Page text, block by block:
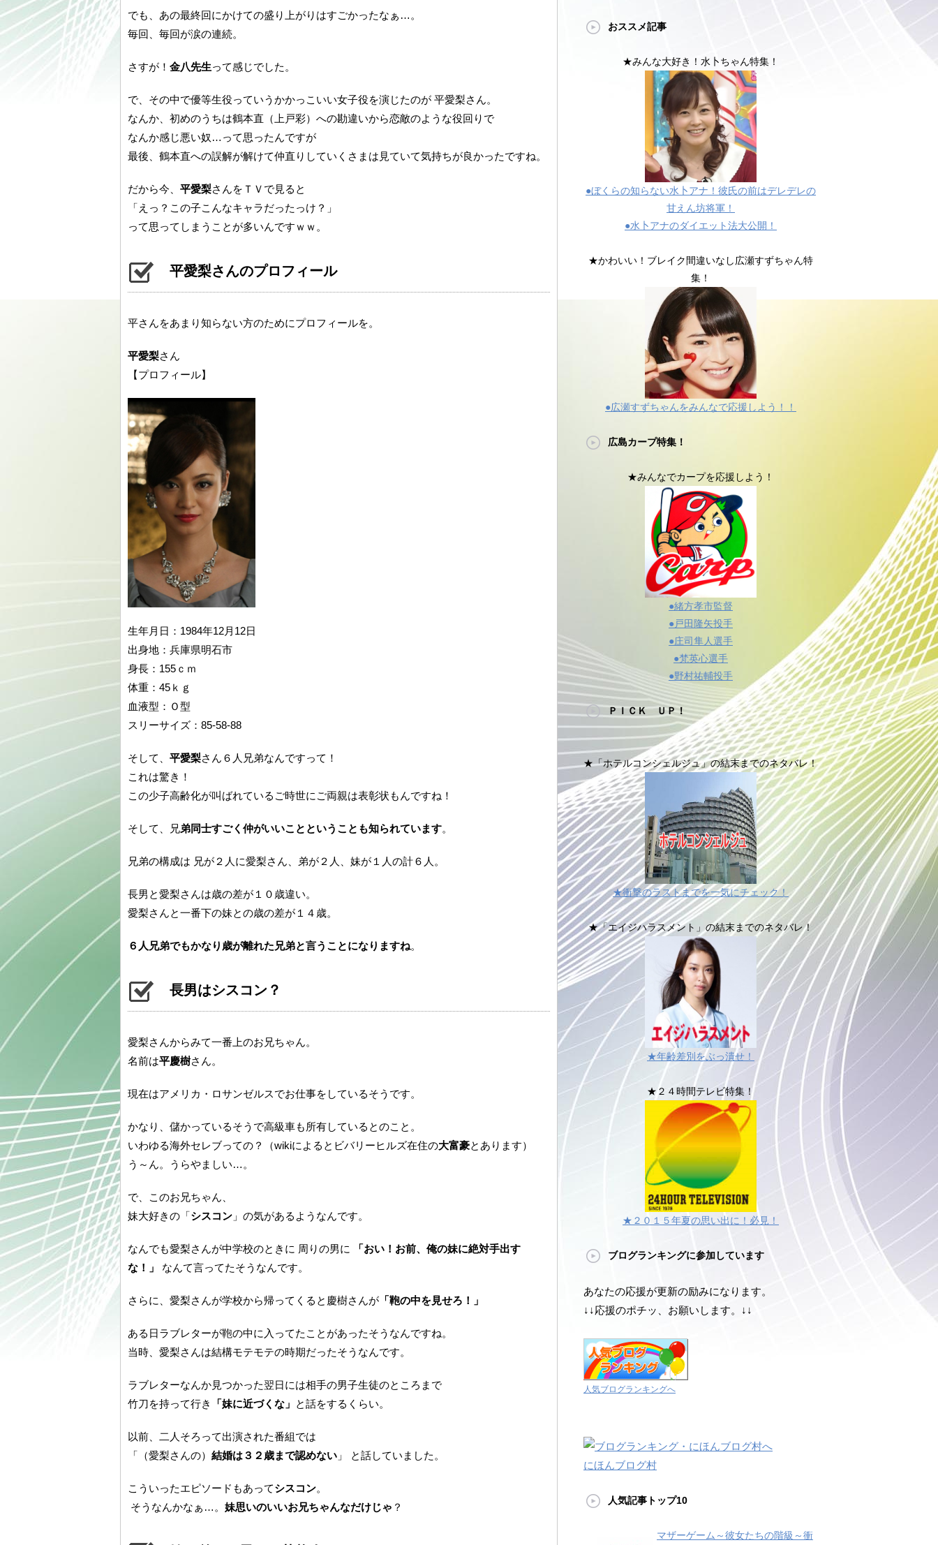
でも、あの最終回にかけての盛り上がりはすごかったなぁ…。
毎回、毎回が涙の連続。
さすが！ 金八先生って感じでした。
で、その中で優等生役っていうかかっこいい女子役を演じたのが 平愛梨さん。
なんか、初めのうちは鶴本直（上戸彩）への勘違いから恋敵のような役回りで
なんか感じ悪い奴…って思ったんですが
最後、鶴本直への誤解が解けて仲直りしていくさまは見ていて気持ちが良かったですね。
だから今、 平愛梨さんをＴＶで見ると
「えっ？この子こんなキャラだったっけ？」
って思ってしまうことが多いんですｗｗ。
平愛梨さんのプロフィール
平さんをあまり知らない方のためにプロフィールを。
平愛梨さん
【プロフィール】
生年月日：1984年12月12日
出身地：兵庫県明石市
身長：155ｃｍ
体重：45ｋｇ
血液型：Ｏ型
スリーサイズ：85-58-88
そして、 平愛梨さん６人兄弟なんですって！
これは驚き！
この少子高齢化が叫ばれているご時世にご両親は表彰状もんですね！
そして、兄弟同士すごく仲がいいことということも知られています。
兄弟の構成は 兄が２人に愛梨さん、弟が２人、妹が１人の計６人。
長男と愛梨さんは歳の差が１０歳違い。
愛梨さんと一番下の妹との歳の差が１４歳。
６人兄弟でもかなり歳が離れた兄弟と言うことになりますね。
長男はシスコン？
愛梨さんからみて一番上のお兄ちゃん。
名前は平慶樹さん。
現在はアメリカ・ロサンゼルスでお仕事をしているそうです。
かなり、儲かっているそうで高級車も所有しているとのこと。
いわゆる海外セレブっての？（wikiによるとビバリーヒルズ在住の大富豪とあります）
う～ん。うらやましい…。
で、このお兄ちゃん、
妹大好きの「シスコン 」の気があるようなんです。
なんでも愛梨さんが中学校のときに 周りの男に
「おい！お前、俺の妹に絶対手出す
な！」
なんて言ってたそうなんです。
さらに、愛梨さんが学校から帰ってくると慶樹さんが 「鞄の中を見せろ！」
ある日ラブレターが鞄の中に入ってたことがあったそうなんですね。
当時、愛梨さんは結構モテモテの時期だったそうなんです。
ラブレターなんか見つかった翌日には相手の男子生徒のところまで
竹刀を持って行き
「妹に近づくな」 と話をするくらい。
以前、二人そろって出演された番組では
「（愛梨さんの） 結婚は３２歳まで認めない 」 と話していました。
こういったエピソードもあってシスコン。
そうなんかなぁ…。 妹思いのいいお兄ちゃんなだけじゃ ？
おススメ記事
★みんな大好き！水卜ちゃん特集！
●ぼくらの知らない水卜アナ！彼氏の前はデレデレの
甘えん坊将軍！
●水卜アナのダイエット法大公開！
★かわいい！ブレイク間違いなし広瀬すずちゃん特
集！
●広瀬すずちゃんをみんなで応援しよう！！
広島カープ特集！
★みんなでカープを応援しよう！
●緒方孝市監督
●戸田隆矢投手
●庄司隼人選手
●梵英心選手
●野村祐輔投手
ＰＩＣＫ ＵＰ！
★「ホテルコンシェルジュ」の結末までのネタバレ！
★衝撃のラストまでを一気にチェック！
★「エイジハラスメント」の結末までのネタバレ！
★年齢差別をぶっ潰せ！
★２４時間テレビ特集！
★２０１５年夏の思い出に！必見！
ブログランキングに参加しています
あなたの応援が更新の励みになります。
↓↓応援のポチッ、お願いします。↓↓
人気ブログランキングへ
にほんブログ村
人気記事トップ10
マザーゲーム～彼女たちの階級～衝